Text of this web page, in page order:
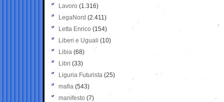
Lavoro (1.316)
LegaNord (2.411)
Letta Enrico (154)
Liberi e Uguali (10)
Libia (68)
Libri (33)
Liguria Futurista (25)
mafia (543)
manifesto (7)